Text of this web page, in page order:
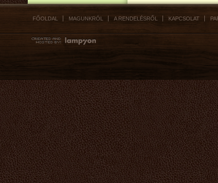
FŐOLDAL MAGUNKRÓL A RENDELÉSRŐL KAPCSOLAT